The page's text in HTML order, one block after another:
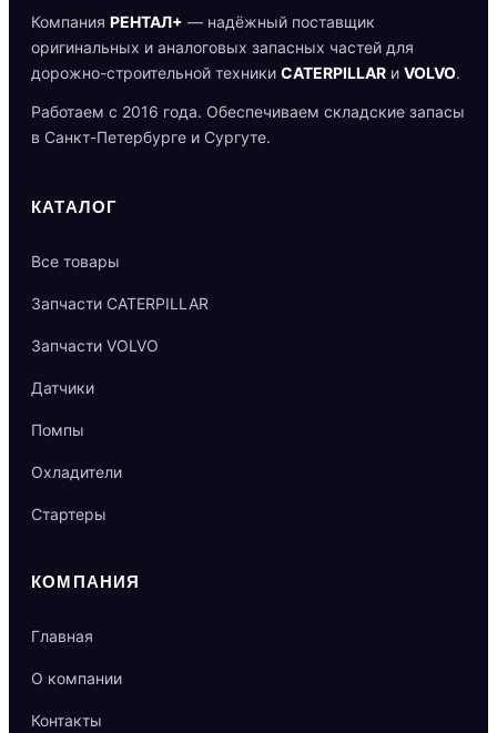
Компания РЕНТАЛ+ — надёжный поставщик
оригинальных и аналоговых запасных частей для
дорожно-строительной техники CATERPILLAR и VOLVO.
Работаем с 2016 года. Обеспечиваем складские запасы
в Санкт-Петербурге и Сургуте.
КАТАЛОГ
Все товары
Запчасти CATERPILLAR
Запчасти VOLVO
Датчики
Помпы
Охладители
Стартеры
КОМПАНИЯ
Главная
О компании
Контакты